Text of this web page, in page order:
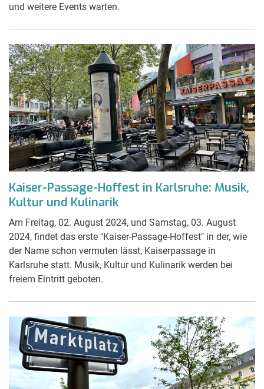
und weitere Events warten.
Kaiser-Passage-Hoffest in Karlsruhe: Musik,
Kultur und Kulinarik
Am Freitag, 02. August 2024, und Samstag, 03. August
2024, findet das erste "Kaiser-Passage-Hoffest" in der, wie
der Name schon vermuten lässt, Kaiserpassage in
Karlsruhe statt. Musik, Kultur und Kulinarik werden bei
freiem Eintritt geboten.